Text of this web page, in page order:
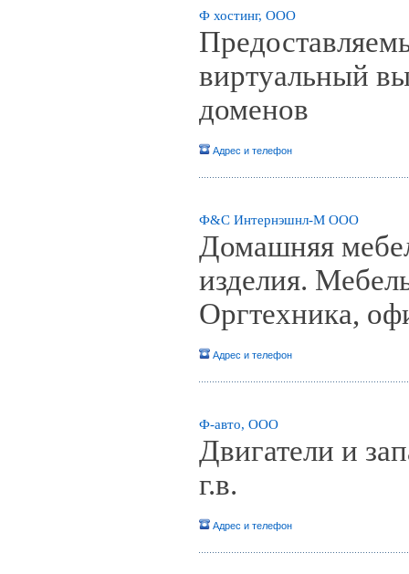
Ф хостинг, ООО
виртуальный
доменов
Адрес и телефон
Ф&С Интернэшнл-М ООО
Домашняя
изделия.
Оргтехника,
Адрес и телефон
Ф-авто, ООО
Двигатели и
г.в.
Адрес и телефон